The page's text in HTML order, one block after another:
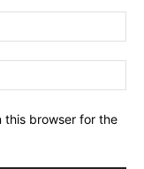
this browser for the